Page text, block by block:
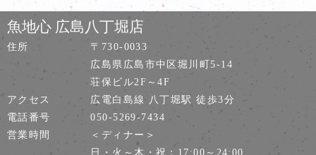
魚地心 広島八丁堀店
住所
〒730-0033
広島県広島市中区堀川町5-14
荘保ビル2F～4F
アクセス
広電白島線 八丁堀駅 徒歩3分
電話番号
050-5269-7434
営業時間
＜ディナー＞
日・火～木・祝：17:00～24:00